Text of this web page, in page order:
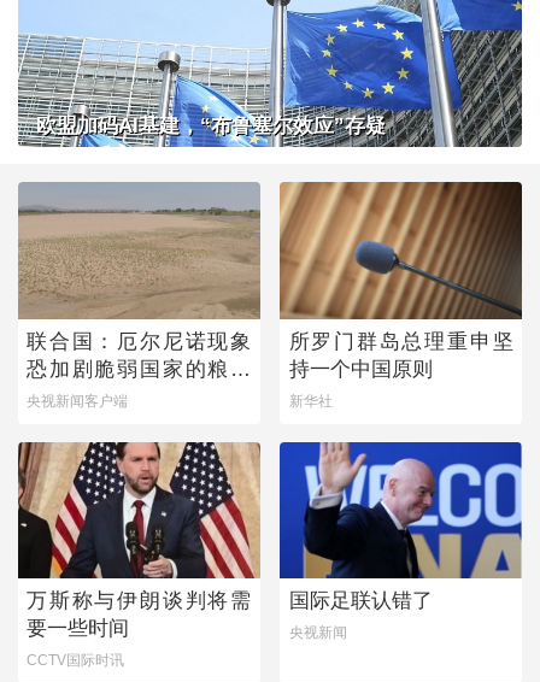
欧盟加码AI基建，“布鲁塞尔效应”存疑
联合国：厄尔尼诺现象
恐加剧脆弱国家的粮食
问题
央视新闻客户端
所罗门群岛总理重申坚
持一个中国原则
新华社
万斯称与伊朗谈判将需
要一些时间
CCTV国际时讯
国际足联认错了
央视新闻